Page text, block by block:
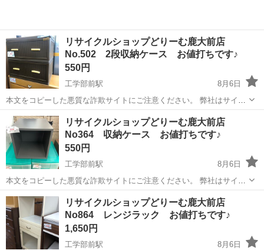
リサイクルショップどりーむ鹿大前店
No.502 2段収納ケース お値打ちです♪
550円
工学部前駅
8月6日
本文をコピーした悪質な詐欺サイトにご注意ください。 弊社はサイト
内でのクレジット決済や銀行振り込みを致しておりません。 リサイク
ルショップどりーむ掲載商品を ご覧下さいまして誠にありがとうござ
います。 どりー...
鹿児島 鹿児島市 工学部前駅 収納家具
リサイクルショップどりーむ鹿大前店
No364 収納ケース お値打ちです♪
550円
工学部前駅
8月6日
本文をコピーした悪質な詐欺サイトにご注意ください。 弊社はサイト
内でのクレジット決済や銀行振り込みを致しておりません。 リサイク
ルショップどりーむ掲載商品を ご覧下さいまして誠にありがとうござ
います。 どりー...
鹿児島 鹿児島市 工学部前駅 収納家具 商品
リサイクルショップどりーむ鹿大前店
No864 レンジラック お値打ちです♪
1,650円
工学部前駅
8月6日